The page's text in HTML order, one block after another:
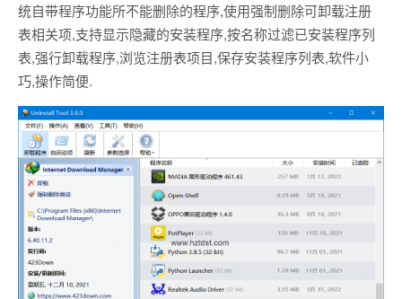
统自带程序功能所不能删除的程序,使用强制删除可卸载注册
表相关项,支持显示隐藏的安装程序,按名称过滤已安装程序列
表,强行卸载程序,浏览注册表项目,保存安装程序列表,软件小
巧,操作简便.